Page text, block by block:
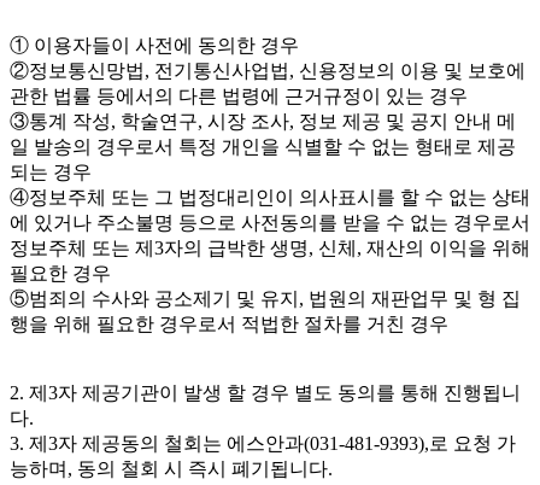
① 이용자들이 사전에 동의한 경우
②정보통신망법, 전기통신사업법, 신용정보의 이용 및 보호에
관한 법률 등에서의 다른 법령에 근거규정이 있는 경우
③통계 작성, 학술연구, 시장 조사, 정보 제공 및 공지 안내 메
일 발송의 경우로서 특정 개인을 식별할 수 없는 형태로 제공
되는 경우
④정보주체 또는 그 법정대리인이 의사표시를 할 수 없는 상태
에 있거나 주소불명 등으로 사전동의를 받을 수 없는 경우로서
정보주체 또는 제3자의 급박한 생명, 신체, 재산의 이익을 위해
필요한 경우
⑤범죄의 수사와 공소제기 및 유지, 법원의 재판업무 및 형 집
행을 위해 필요한 경우로서 적법한 절차를 거친 경우
2. 제3자 제공기관이 발생 할 경우 별도 동의를 통해 진행됩니
다.
3. 제3자 제공동의 철회는 에스안과(031-481-9393),로 요청 가
능하며, 동의 철회 시 즉시 폐기됩니다.